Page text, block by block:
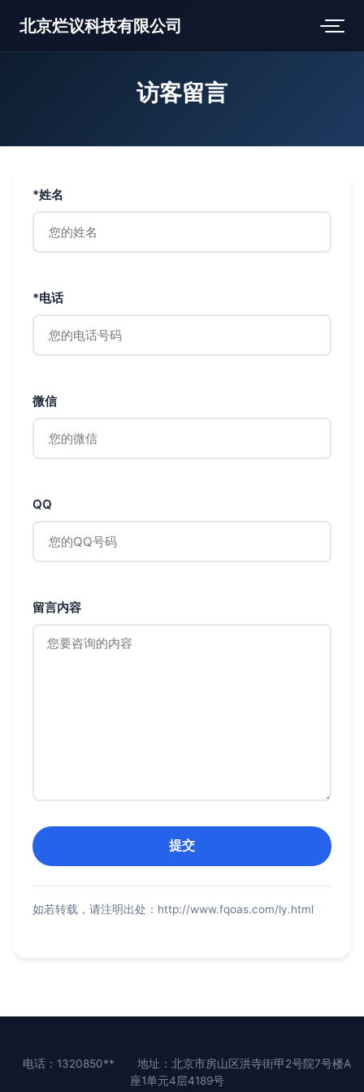
北京烂议科技有限公司
访客留言
*姓名
*电话
微信
QQ
留言内容
如若转载，请注明出处：http://www.fqoas.com/ly.html
电话：1320850**
地址：北京市房山区洪寺街甲2号院7号楼A
座1单元4层4189号